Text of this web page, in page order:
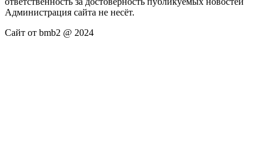
Администрация сайта не несёт.
Сайт от bmb2 @ 2024